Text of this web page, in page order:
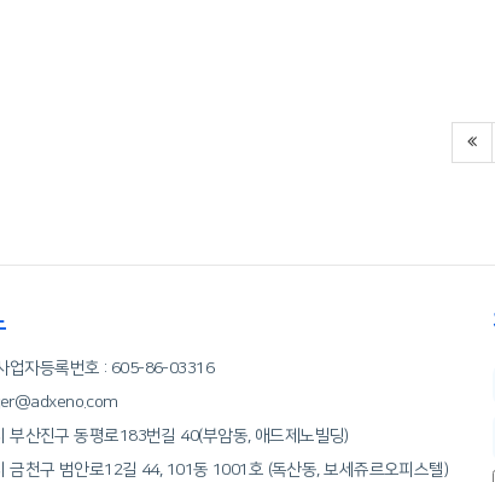
업자등록번호 : 605-86-03316
부산진구 동평로183번길 40(부암동, 애드제노빌딩)
금천구 범안로12길 44, 101동 1001호 (독산동, 보세쥬르오피스텔)